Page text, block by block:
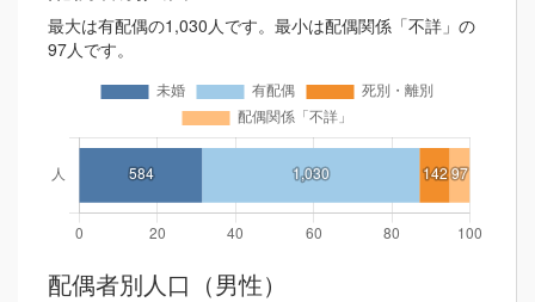
最大は有配偶の1,030人です。最小は配偶関係「不詳」の
97人です。
配偶者別人口（男性）